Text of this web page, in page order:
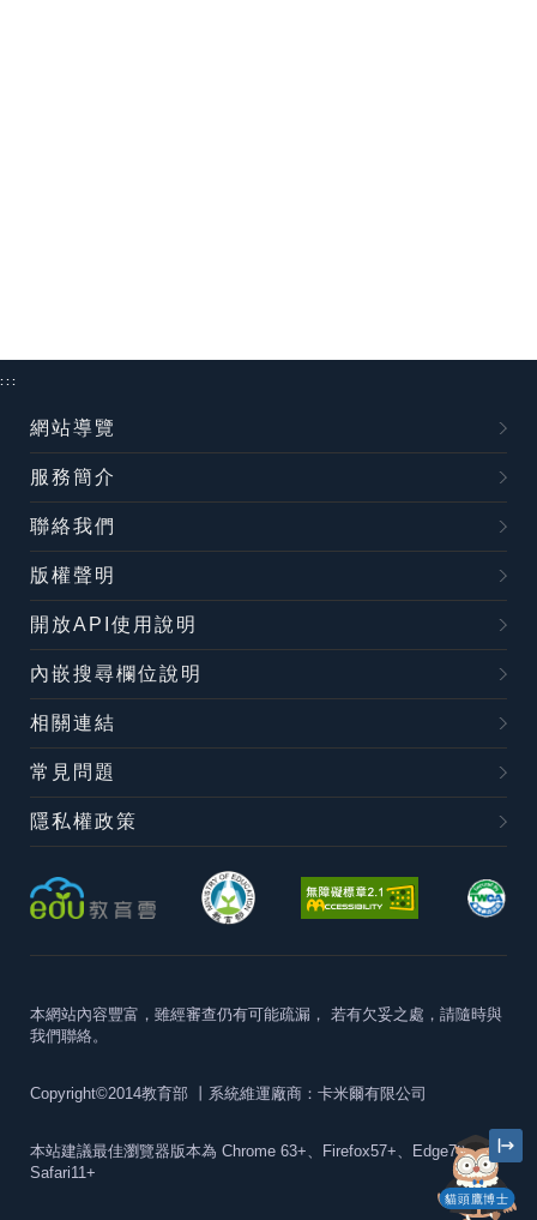
貓頭鷹博士
:::
網站導覽
服務簡介
聯絡我們
版權聲明
開放API使用說明
內嵌搜尋欄位說明
相關連結
常見問題
隱私權政策
本網站內容豐富，雖經審查仍有可能疏漏， 若有欠妥之處，請隨時與
我們聯絡。
Copyright©2014教育部 丨系統維運廠商：卡米爾有限公司
本站建議最佳瀏覽器版本為 Chrome 63+、Firefox57+、Edge79+及
Safari11+